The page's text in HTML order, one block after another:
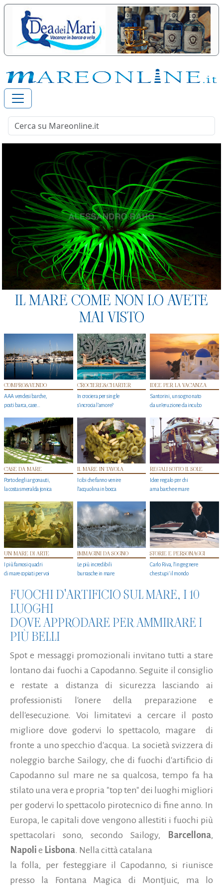
IL MARE COME NON LO AVETE
MAI VISTO
COMPRO&VENDO
AAA vendesi barche,
posti barca, case…
CROCIERE&CHARTER
In crociera per single
s'incrocia l’amore?
IDEE PER LA VACANZA
Santorini, un sogno nato
da un’eruzione da incubo
CASE DA MARE
Porto degli argonauti,
la costa smeralda jonica
IL MARE IN TAVOLA
I cibi che fanno venire
l’acquolina in bocca
REGALI SOTTO IL SOLE
Idee regalo per chi
ama barche e mare
UN MARE DI ARTE
I più famosi quadri
di mare copiati per voi
IMMAGINI DA SOGNO
Le più incredibili
burrasche in mare
STORIE E PERSONAGGI
Carlo Riva, l’ingegnere
che stupi' il mondo
FUOCHI D'ARTIFICIO SUL MARE, I 10
LUOGHI
DOVE APPRODARE PER AMMIRARE I
PIÙ BELLI
Spot e messaggi promozionali invitano tutti a stare
lontano dai fuochi a Capodanno. Seguite il consiglio
e restate a distanza di sicurezza lasciando ai
professionisti l'onere della preparazione e
dell'esecuzione. Voi limitatevi a cercare il posto
migliore dove godervi lo spettacolo, magare di
fronte a uno specchio d'acqua. La società svizzera di
noleggio barche Sailogy, che di fuochi d'artificio di
Capodanno sul mare ne sa qualcosa, tempo fa ha
stilato una vera e propria "top ten" dei luoghi migliori
per godervi lo spettacolo pirotecnico di fine anno. In
Europa, le capitali dove vengono allestiti i fuochi più
spettacolari sono, secondo Sailogy,
Barcellona,
Napoli e Lisbona. Nella città catalana
la folla, per festeggiare il Capodanno, si riunisce
presso la Fontana Magica di Montjuic, ma lo